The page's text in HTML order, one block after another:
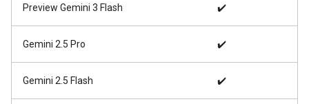
Preview Gemini 3 Flash ✔️
Gemini 2.5 Pro ✔️
Gemini 2.5 Flash ✔️